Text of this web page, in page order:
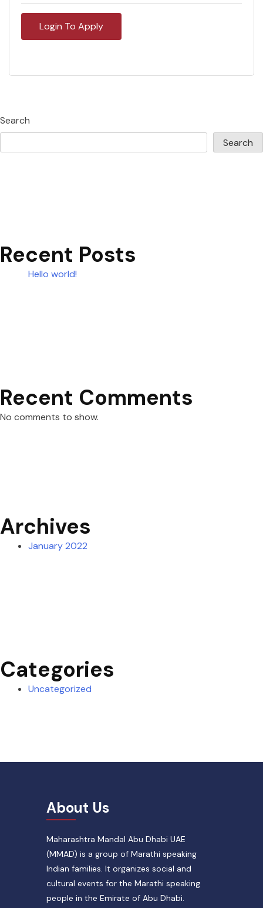
Login To Apply
Search
Search
Recent Posts
Hello world!
Recent Comments
No comments to show.
Archives
January 2022
Categories
Uncategorized
About Us
Maharashtra Mandal Abu Dhabi UAE
(MMAD) is a group of Marathi speaking
Indian families. It organizes social and
cultural events for the Marathi speaking
people in the Emirate of Abu Dhabi.